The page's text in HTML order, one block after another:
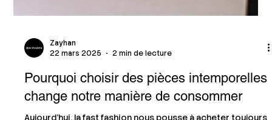
22 mars 2025
2 min de lecture
Pourquoi choisir des pièces intemporelles